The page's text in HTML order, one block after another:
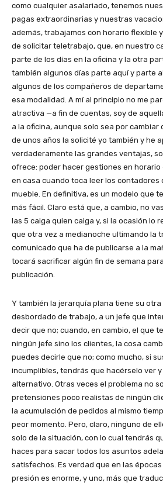
como cualquier asalariado, tenemos
pagas extraordinarias y nuestras
además, trabajamos con horario flexible
de solicitar teletrabajo, que, en nuestro
parte de los días en la oficina y la otra
también algunos días parte aquí y parte
algunos de los compañeros de
esa modalidad. A mí al principio no me
atractiva —a fin de cuentas, soy de
a la oficina, aunque solo sea por cambiar
de unos años la solicité yo también y he
verdaderamente las grandes ventajas,
ofrece: poder hacer gestiones en
en casa cuando toca leer los contadores
mueble. En definitiva, es un modelo que
más fácil. Claro está que, a cambio, no
las 5 caiga quien caiga y, si la ocasión lo
que otra vez a medianoche ultimando la
comunicado que ha de publicarse a la
tocará sacrificar algún fin de semana
publicación.
Y también la jerarquía plana tiene su
desbordado de trabajo, a un jefe que
decir que no; cuando, en cambio, el que
ningún jefe sino los clientes, la cosa
puedes decirle que no; como mucho, si
incumplibles, tendrás que hacérselo ver
alternativo. Otras veces el problema no
pretensiones poco realistas de ningún
la acumulación de pedidos al mismo
peor momento. Pero, claro, ninguno de
solo de la situación, con lo cual tendrás
haces para sacar todos los asuntos
satisfechos. Es verdad que en las
presión es enorme, y uno, más que